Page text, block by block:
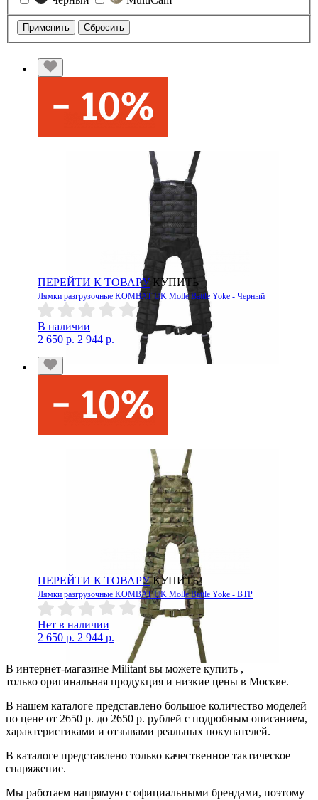
Применить Сбросить
ПЕРЕЙТИ К ТОВАРУ КУПИТЬ
Лямки разгрузочные KOMBAT UK Molle Battle Yoke - Черный
В наличии
2 650 р. 2 944 р.
ПЕРЕЙТИ К ТОВАРУ КУПИТЬ
Лямки разгрузочные KOMBAT UK Molle Battle Yoke - BTP
Нет в наличии
2 650 р. 2 944 р.
В интернет-магазине Militant вы можете купить ,
только оригинальная продукция и низкие цены в Москве.
В нашем каталоге представлено большое количество моделей
по цене от 2650 р. до 2650 р. рублей с подробным описанием,
характеристиками и отзывами реальных покупателей.
В каталоге представлено только качественное тактическое
снаряжение.
Мы работаем напрямую с официальными брендами, поэтому